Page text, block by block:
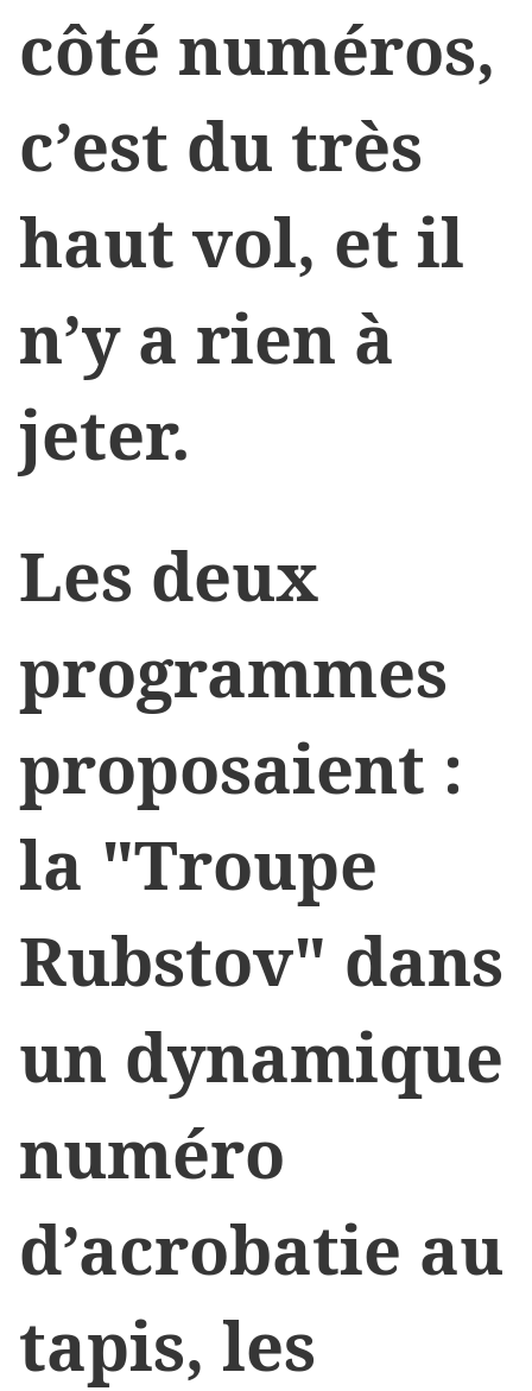
côté numéros,
c’est du très
haut vol, et il
n’y a rien à
jeter.
Les deux
programmes
proposaient :
la "Troupe
Rubstov" dans
un dynamique
numéro
d’acrobatie au
tapis, les